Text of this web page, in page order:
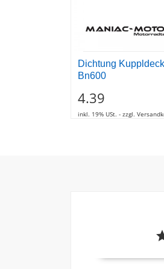
Dichtung
Bn600
4.39
inkl. 19% USt. - zzgl.